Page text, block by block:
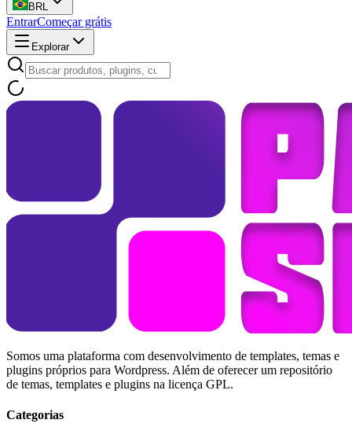
BRL
EntrarComeçar grátis
Explorar
Somos uma plataforma com desenvolvimento de templates, temas e
plugins próprios para Wordpress. Além de oferecer um repositório
de temas, templates e plugins na licença GPL.
Categorias